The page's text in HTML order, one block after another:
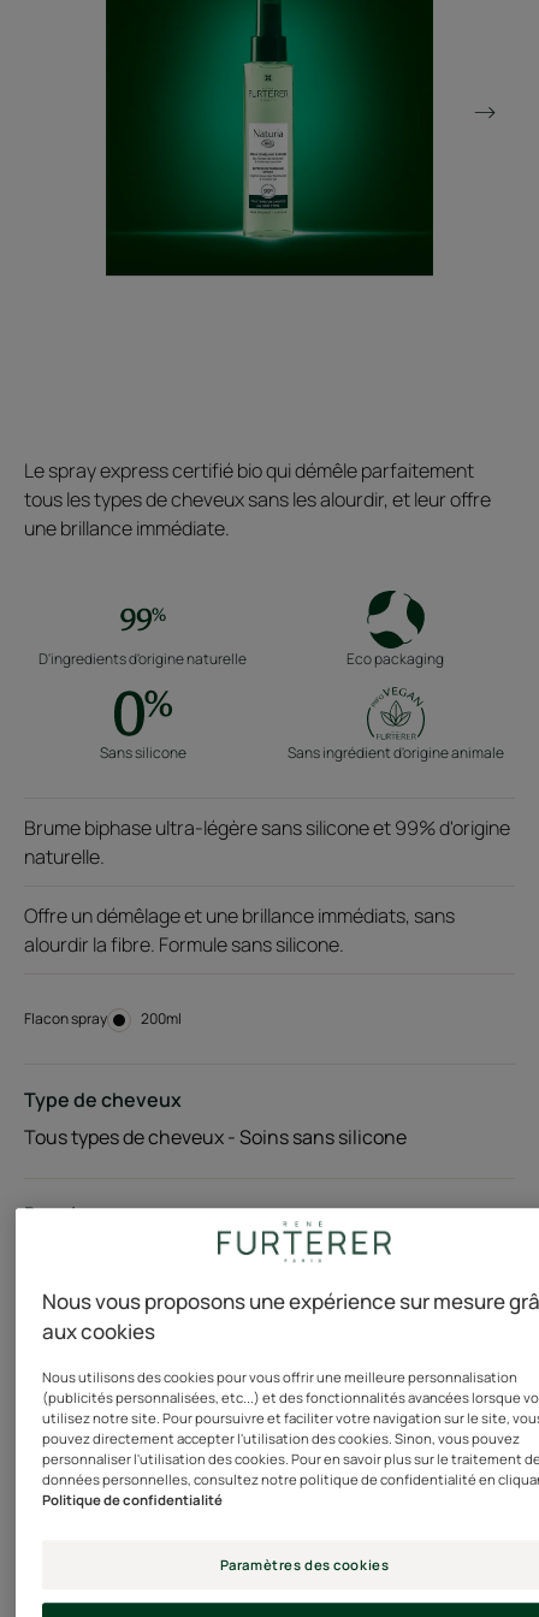
Le spray express certifié bio qui démêle parfaitement
tous les types de cheveux sans les alourdir, et leur offre
une brillance immédiate.
D'ingredients d'origine naturelle Eco packaging
Sans silicone Sans ingrédient d'origine animale
Brume biphase ultra-légère sans silicone et 99% d'origine
naturelle.
Offre un démêlage et une brillance immédiats, sans
alourdir la fibre. Formule sans silicone.
Flacon spray
Flacon
200ml
Type de cheveux
Tous types de cheveux - Soins sans silicone
Besoin
Usage fréquent - Hydratation - Brillance
Fabriqué en France
Ce spray démêlant quotidien certifié bio, hydrate,
protège la fibre capillaire et facilite le coiffage de tous
les types de cheveux. Sa brume biphase ultra-légère à
l'eau florale de lavande bio cultivée en France et à la
précieuse huile de ricin bio est testée sous contrôle
ans. Formulée sans silicone, elle s'applique sur cheveux
secs ou humides à tout moment de la journée, sans
Nous vous proposons une expérience sur mesure
aux cookies
Nous utilisons des cookies pour vous offrir une meilleure personnalisation
(publicités personnalisées, etc...) et des fonctionnalités avancées lorsque
utilisez notre site. Pour poursuivre et faciliter votre navigation sur le site,
pouvez directement accepter l'utilisation des cookies. Sinon, vous pouvez
personnaliser l'utilisation des cookies. Pour en savoir plus sur le traitement
données personnelles, consultez notre politique de confidentialité en
Politique de confidentialité
Paramètres des cookies